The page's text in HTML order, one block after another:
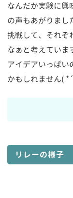
なんだか実験に興
の声もあがりまし
挑戦して、それぞ
なぁと考えていま
アイデアいっぱい
かもしれません(
リレーの様子